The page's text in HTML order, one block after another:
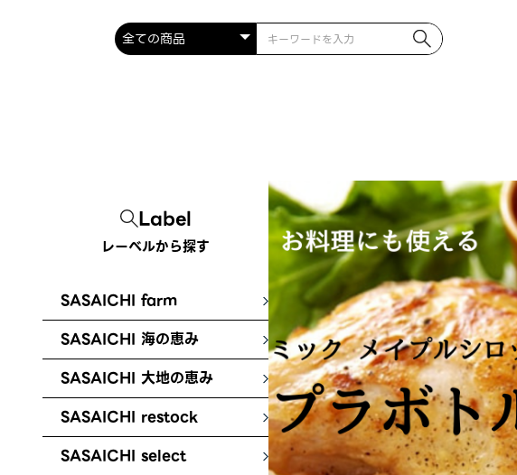
Label
レーベルから探す
SASAICHI farm
SASAICHI 海の恵み
SASAICHI 大地の恵み
SASAICHI restock
SASAICHI select